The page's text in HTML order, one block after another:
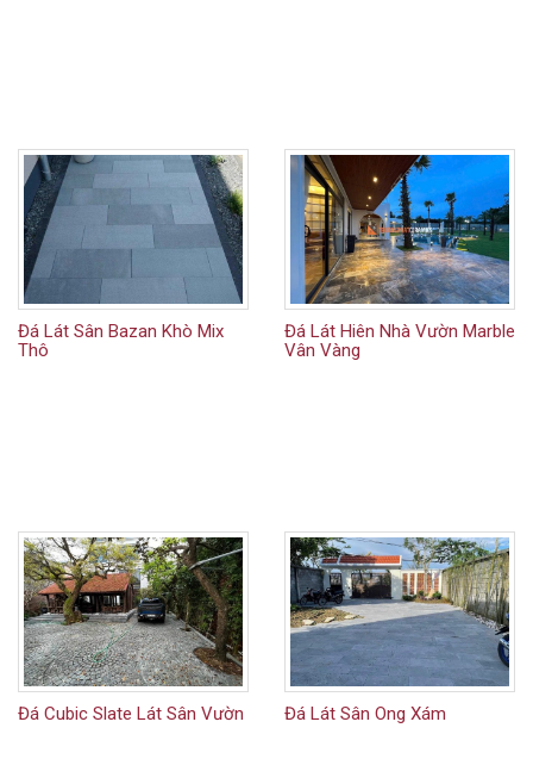
Đá Lát Sân Bazan Khò Mix
Thô
Đá Lát Hiên Nhà Vườn Marble
Vân Vàng
Đá Cubic Slate Lát Sân Vườn Đá Lát Sân Ong Xám